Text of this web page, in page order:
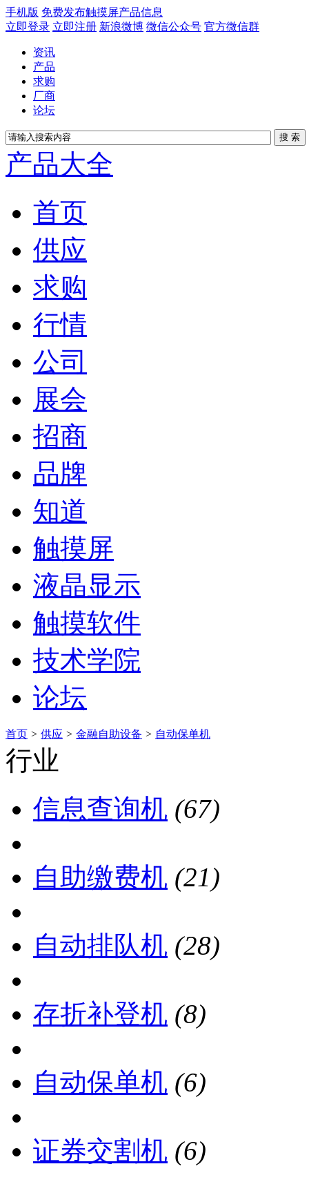
手机版 免费发布触摸屏产品信息
立即登录 立即注册 新浪微博 微信公众号 官方微信群
资讯
产品
求购
厂商
论坛
产品大全
首页
供应
求购
行情
公司
展会
招商
品牌
知道
触摸屏
液晶显示
触摸软件
技术学院
论坛
首页 > 供应 > 金融自助设备 > 自动保单机
行业
信息查询机 (67)
自助缴费机 (21)
自动排队机 (28)
存折补登机 (8)
自动保单机 (6)
证券交割机 (6)